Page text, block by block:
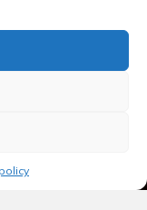
Spakarp 1, 575 95